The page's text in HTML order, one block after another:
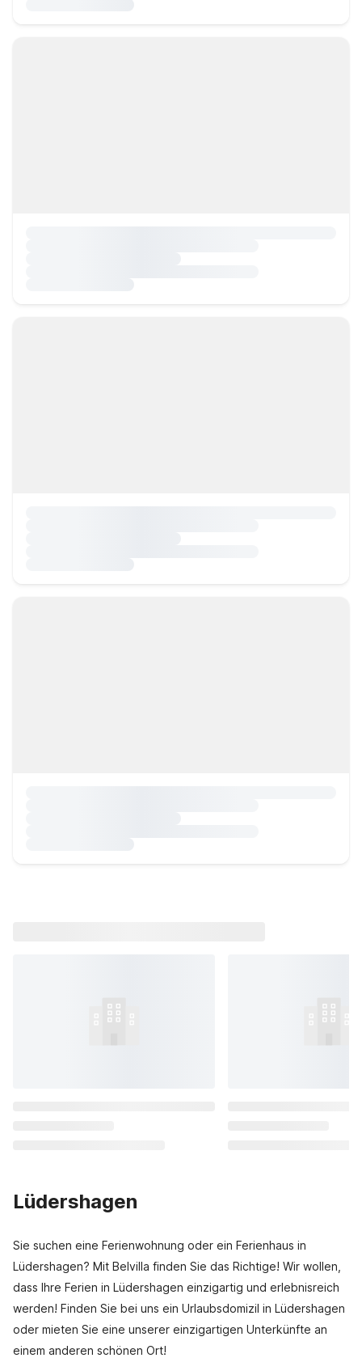
Lüdershagen
Sie suchen eine Ferienwohnung oder ein Ferienhaus in
Lüdershagen? Mit Belvilla finden Sie das Richtige! Wir wollen,
dass Ihre Ferien in Lüdershagen einzigartig und erlebnisreich
werden! Finden Sie bei uns ein Urlaubsdomizil in Lüdershagen
oder mieten Sie eine unserer einzigartigen Unterkünfte an
einem anderen schönen Ort!